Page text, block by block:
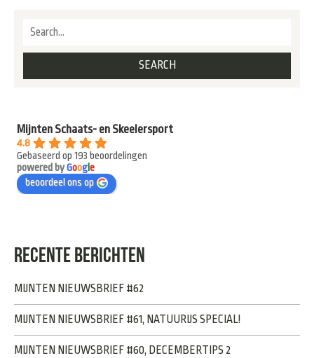
Mijnten Schaats- en Skeelersport
4.8
Gebaseerd op 193 beoordelingen
powered byGooge
beoordeel ons op
RECENTE BERICHTEN
MIJNTEN NIEUWSBRIEF #62
MIJNTEN NIEUWSBRIEF #61, NATUURIJS SPECIAL!
MIJNTEN NIEUWSBRIEF #60, DECEMBERTIPS 2